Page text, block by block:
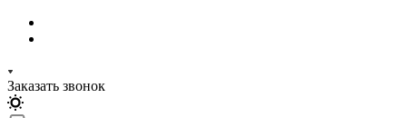
Заказать звонок